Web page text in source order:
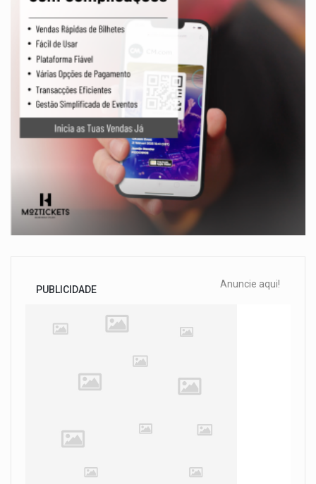
PUBLICIDADE Anuncie aqui!